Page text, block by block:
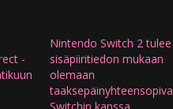
-
Nintendo Switch 2 tulee
sisäpiiritiedon mukaan
olemaan
taaksepäinyhteensopiva